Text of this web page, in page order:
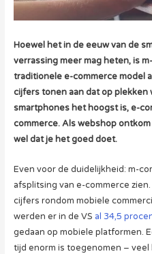
Hoewel het in de eeuw van de
verrassing meer mag heten, is
traditionele e-commerce model
cijfers tonen aan dat op plekken
smartphones het hoogst is, e-
commerce. Als webshop
wel dat je het goed doet.
Even voor de duidelijkheid: m-
afsplitsing van e-commerce
cijfers rondom mobiele
werden er in de VS al 34,5
gedaan op mobiele platformen.
tijd enorm is toegenomen –